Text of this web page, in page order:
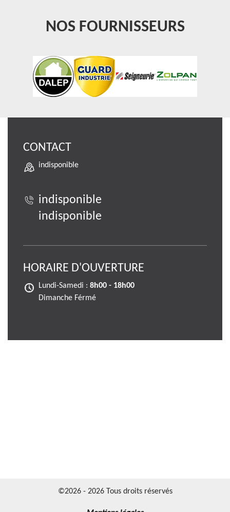
NOS FOURNISSEURS
CONTACT
indisponible
indisponible
indisponible
HORAIRE D'OUVERTURE
Lundi-Samedi : 8h00 - 18h00
Dimanche Férmé
©2026 - 2026 Tous droits réservés